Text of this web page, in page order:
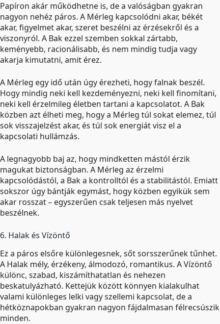
Papíron akár működhetne is, de a valóságban gyakran
nagyon nehéz páros. A Mérleg kapcsolódni akar, békét
akar, figyelmet akar, szeret beszélni az érzésekről és a
viszonyról. A Bak ezzel szemben sokkal zártabb,
keményebb, racionálisabb, és nem mindig tudja vagy
akarja kimutatni, amit érez.
A Mérleg egy idő után úgy érezheti, hogy falnak beszél.
Hogy mindig neki kell kezdeményezni, neki kell finomítani,
neki kell érzelmileg életben tartani a kapcsolatot. A Bak
közben azt élheti meg, hogy a Mérleg túl sokat elemez, túl
sok visszajelzést akar, és túl sok energiát visz el a
kapcsolati hullámzás.
A legnagyobb baj az, hogy mindketten mástól érzik
magukat biztonságban. A Mérleg az érzelmi
kapcsolódástól, a Bak a kontrolltól és a stabilitástól. Emiatt
sokszor úgy bántják egymást, hogy közben egyikük sem
akar rosszat – egyszerűen csak teljesen más nyelvet
beszélnek.
6. Halak és Vízöntő
Ez a páros elsőre különlegesnek, sőt sorsszerűnek tűnhet.
A Halak mély, érzékeny, álmodozó, romantikus. A Vízöntő
különc, szabad, kiszámíthatatlan és nehezen
beskatulyázható. Kettejük között könnyen kialakulhat
valami különleges lelki vagy szellemi kapcsolat, de a
hétköznapokban gyakran nagyon fájdalmasan félrecsúszik
minden.